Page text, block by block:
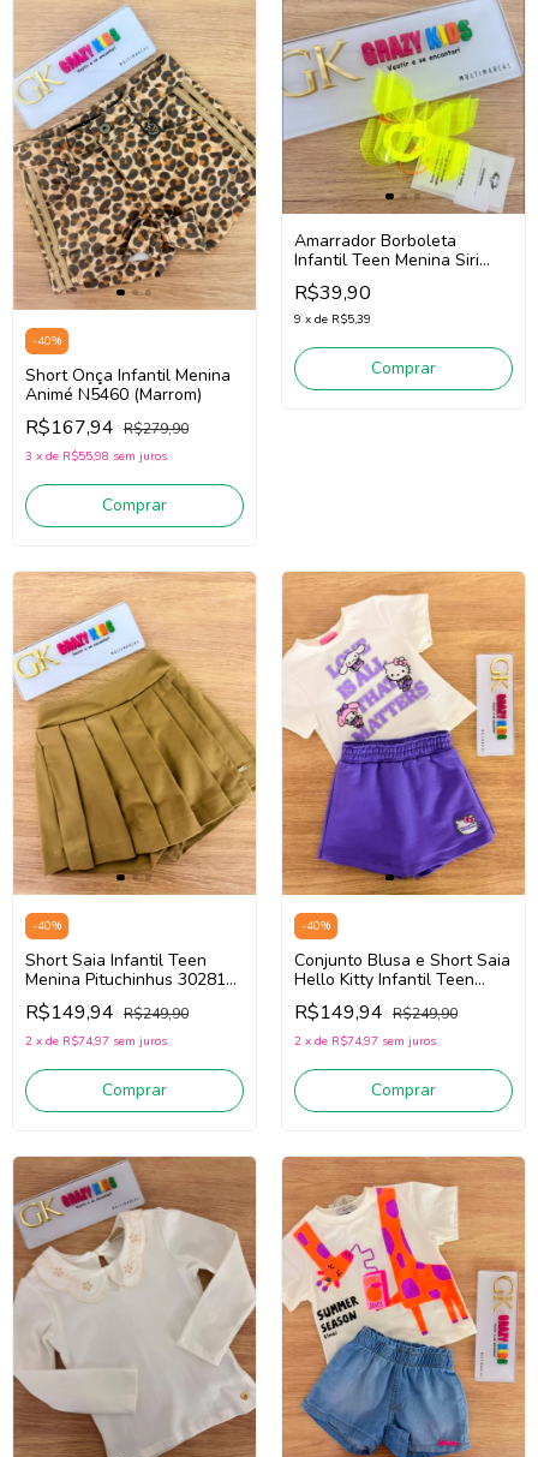
-40%
Short Onça Infantil Menina
Animé N5460 (Marrom)
R$167,94 R$279,90
3 x de R$55,98 sem juros
Comprar
Amarrador Borboleta
Infantil Teen Menina Siri
Kids 43739 (Amarelo Neon)
R$39,90
9 x de R$5,39
Comprar
-40%
Short Saia Infantil Teen
Menina Pituchinhus 30281
(Bege Escuro)
R$149,94 R$249,90
2 x de R$74,97 sem juros
Comprar
-40%
Conjunto Blusa e Short Saia
Hello Kitty Infantil Teen
Momi J7266 (Off White/
Roxo)
R$149,94 R$249,90
2 x de R$74,97 sem juros
Comprar